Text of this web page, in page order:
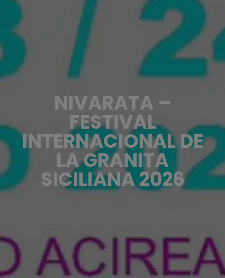
NIVARATA –
FESTIVAL
INTERNACIONAL DE
LA GRANITA
SICILIANA 2026